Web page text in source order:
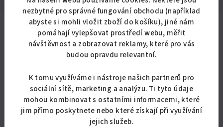
nezbytné pro správné fungování obchodu (například
abyste si mohli vložit zboží do košíku), jiné nám
pomáhají vylepšovat prostředí webu, měřit
návštěvnost a zobrazovat reklamy, které pro vás
budou opravdu relevantní.
K tomu využíváme i nástroje našich partnerů pro
sociální sítě, marketing a analýzu. Ti tyto údaje
mohou kombinovat s ostatními informacemi, které
jim přímo poskytnete nebo které získají při využívání
jejich služeb.
Podobné produkty